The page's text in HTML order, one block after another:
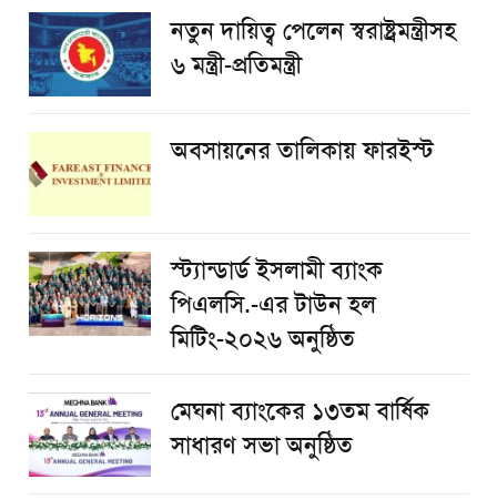
নতুন দায়িত্ব পেলেন স্বরাষ্ট্রমন্ত্রীসহ
৬ মন্ত্রী-প্রতিমন্ত্রী
অবসায়নের তালিকায় ফারইস্ট
স্ট্যান্ডার্ড ইসলামী ব্যাংক
পিএলসি.-এর টাউন হল
মিটিং-২০২৬ অনুষ্ঠিত
মেঘনা ব্যাংকের ১৩তম বার্ষিক
সাধারণ সভা অনুষ্ঠিত